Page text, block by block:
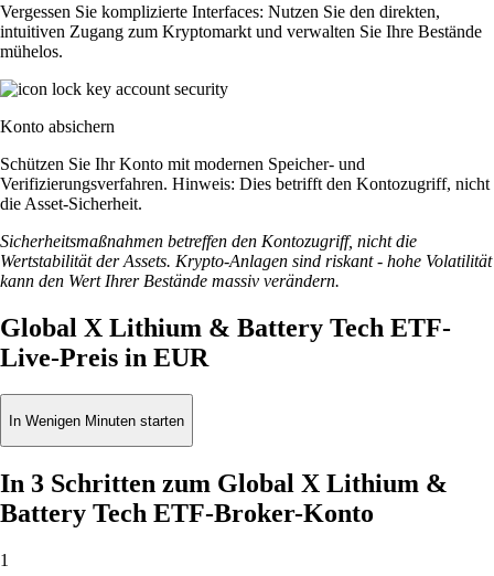
Vergessen Sie komplizierte Interfaces: Nutzen Sie den direkten,
intuitiven Zugang zum Kryptomarkt und verwalten Sie Ihre Bestände
mühelos.
Konto absichern
Schützen Sie Ihr Konto mit modernen Speicher- und
Verifizierungsverfahren. Hinweis: Dies betrifft den Kontozugriff, nicht
die Asset-Sicherheit.
Sicherheitsmaßnahmen betreffen den Kontozugriff, nicht die
Wertstabilität der Assets. Krypto-Anlagen sind riskant - hohe Volatilität
kann den Wert Ihrer Bestände massiv verändern.
Global X Lithium & Battery Tech ETF-
Live-Preis in EUR
In Wenigen Minuten starten
In 3 Schritten zum Global X Lithium &
Battery Tech ETF-Broker-Konto
1